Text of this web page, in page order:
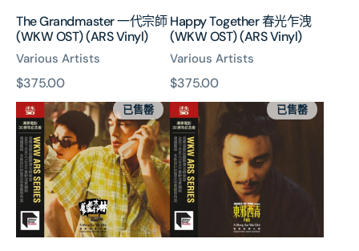
The Grandmaster 一代宗師
(WKW OST) (ARS Vinyl)
Various Artists
原
價
$375.00
Happy Together 春光乍洩
(WKW OST) (ARS Vinyl)
Various Artists
原
價
$375.00
Chungking
Express
重
慶
森
林
(WKW
OST)
(ARS
已售罄
Ashes
Of
Time
-
Redux
東
邪
西
毒
已售罄